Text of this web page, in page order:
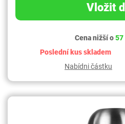
Vložit
Cena nižší o57
Poslední kus skladem
Nabídni částku